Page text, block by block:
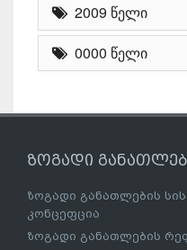
2009 წელი
0000 წელი
ზოგადი
ზოგადი განათლების
კონცეფცია
ზოგადი განათლების